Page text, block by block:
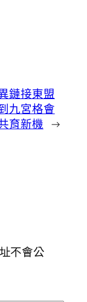
鏈接東盟
九宮格會
育新機 →
不會公